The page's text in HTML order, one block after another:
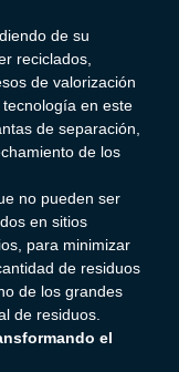
de su
reciclados,
de valorización
en este
de separación,
de los
no pueden ser
en sitios
para minimizar
de residuos
de los grandes
de residuos.
el